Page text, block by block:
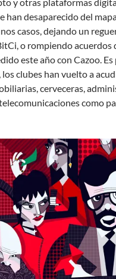
han desaparecido del
casos, dejando un
o rompiendo acuerdos
este año con Cazoo.
clubes han vuelto a
cerveceras,
como